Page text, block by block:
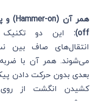
همر آن (Hammer-on) و
off):
این دو تکنیک
انتقال‌های صاف بین
می‌شوند. همر آن با
بعدی بدون حرکت دادن
کشیدن انگشت از